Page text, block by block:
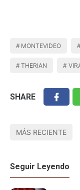
MONTEVIDEO
THERIAN
SHARE
MÁS RECIENTE
Seguir Leyendo